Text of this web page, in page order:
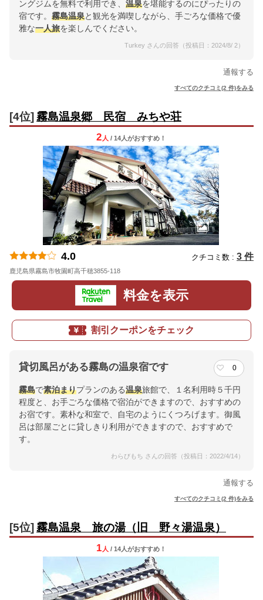
ングジムを無料で利用でき、 温泉を堪能するのにぴったりの
宿です。 霧島温泉と観光を満喫しながら、手ごろな価格で優
雅な一人旅を楽しんでください。
Turkey さんの回答（投稿日：2024/8/ 2）
通報する
すべてのクチコミ(2 件)をみる
[4位] 霧島温泉郷 民宿 みちや荘
2 人 / 14人がおすすめ！
4.0 クチコミ数 : 3 件
鹿児島県霧島市牧園町高千穂3855-118
料金を表示
割引クーポンをチェック
貸切風呂がある霧島の温泉宿です 0
霧島で素泊まりプランのある温泉旅館で、１名利用時５千円
程度と、お手ごろな価格で宿泊ができますので、おすすめの
お宿です。素朴な和室で、自宅のようにくつろげます。御風
呂は部屋ごとに貸しきり利用ができますので、おすすめで
す。
わらびもち さんの回答（投稿日：2022/4/14）
通報する
すべてのクチコミ(2 件)をみる
[5位] 霧島温泉 旅の湯（旧 野々湯温泉）
1 人 / 14人がおすすめ！